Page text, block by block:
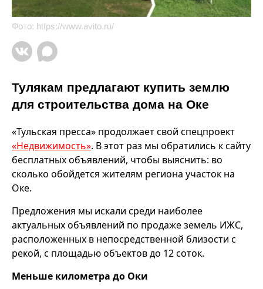
Фото: https://www.avito.ru/
Тулякам предлагают купить землю
для строительства дома на Оке
«Тульская пресса» продолжает свой спецпроект
«Недвижимость». В этот раз мы обратились к сайту
бесплатных объявлений, чтобы выяснить: во
сколько обойдется жителям региона участок на
Оке.
Предложения мы искали среди наиболее
актуальных объявлений по продаже земель ИЖС,
расположенных в непосредственной близости с
рекой, с площадью объектов до 12 соток.
Меньше километра до Оки